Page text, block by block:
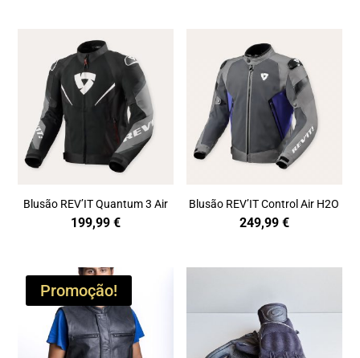
Blusão REV’IT Quantum 3 Air
199,99€
Blusão REV’IT Control Air H2O
249,99 €
Promoção!